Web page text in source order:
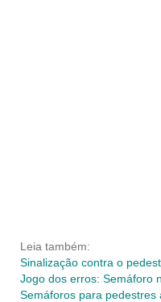
Leia também:
Sinalização contra o
Jogo dos erros: Semáforo
Semáforos para